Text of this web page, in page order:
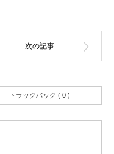
トラックバック ( 0 )